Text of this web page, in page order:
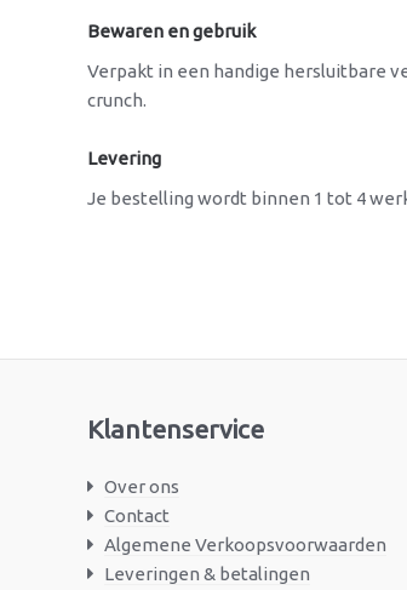
Bewaren en gebruik
Verpakt in een handige hersluitbare
crunch.
Levering
Je bestelling wordt binnen 1 tot 4
Klantenservice
Over ons
Contact
Algemene Verkoopsvoorwaarden
Leveringen & betalingen